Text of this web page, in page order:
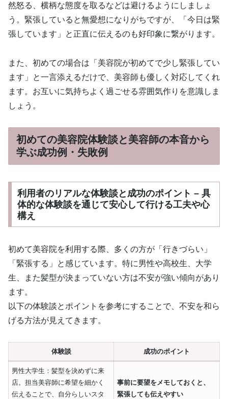
然怒る、横柄な態度を取るなどは避けるようにしましょ
う。緊張していると無愛想になりがちですが、「今日は緊
張しています」と正直に伝えるのも好印象に繋がります。
また、初めての場合は「美容院が初めてで少し緊張してい
ます」と一言添えるだけで、美容師も優しく対応してくれ
ます。お互いに気持ちよく過ごせる雰囲気作りを意識しま
しょう。
初めての美容院体験談と美容師の本音から
学ぶ成功例・失敗例
利用者のリアルな体験談と成功のポイント – 具
体的な体験談を通じて安心して行ける工夫や心
構え
初めて美容院を利用する際、多くの方が「行きづらい」
「緊張する」と感じています。特に男性や高校生、大学
生、また髪型が決まっていない方は不安が強い傾向があり
ます。
以下の体験談とポイントを参考にすることで、不安を和ら
げる方法が見えてきます。
体験談 成功のポイント
男性大学生：髪型を決めずに来
店。担当美容師に希望を細かく
伝えることで、自分らしいスタ
事前に要望をメモしておくと、
緊張しても伝えやすい